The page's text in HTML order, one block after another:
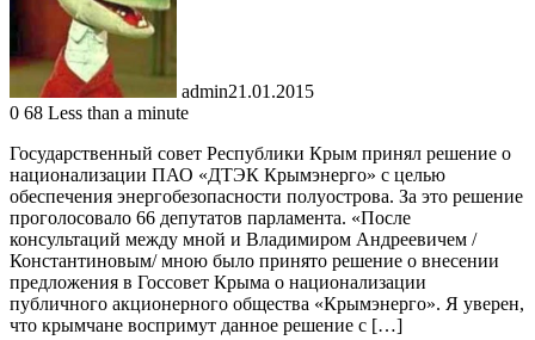
admin21.01.2015
0 68 Less than a minute
Государственный совет Республики Крым принял решение о
национализации ПАО «ДТЭК Крымэнерго» с целью
обеспечения энергобезопасности полуострова. За это решение
проголосовало 66 депутатов парламента. «После
консультаций между мной и Владимиром Андреевичем /
Константиновым/ мною было принято решение о внесении
предложения в Госсовет Крыма о национализации
публичного акционерного общества «Крымэнерго». Я уверен,
что крымчане воспримут данное решение с […]